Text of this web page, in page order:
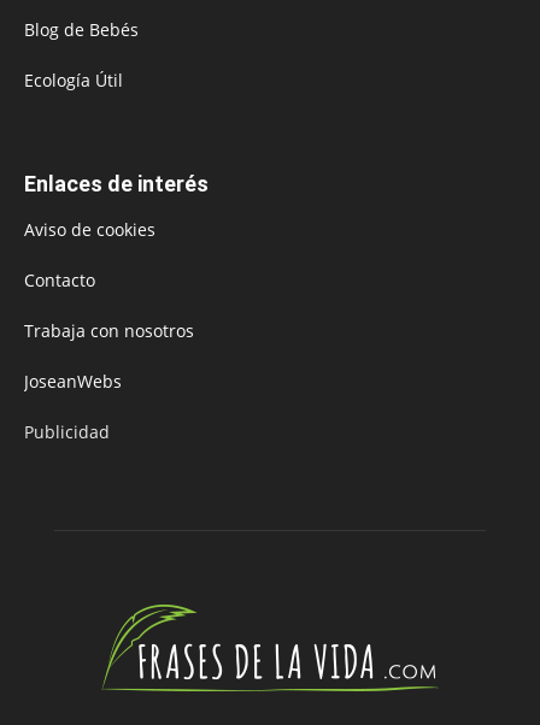
Blog de Bebés
Ecología Útil
Enlaces de interés
Aviso de cookies
Contacto
Trabaja con nosotros
JoseanWebs
Publicidad